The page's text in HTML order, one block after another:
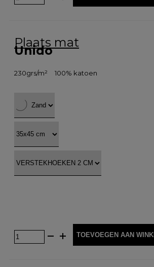
Plaats mat
Unido
230grs/m² 100% katoen
TOEVOEGEN AAN